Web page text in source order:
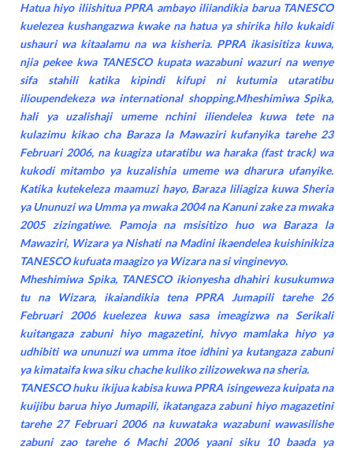
Hatua hiyo iliishitua PPRA ambayo iliiandikia barua TANESCO
kuelezea kushangazwa kwake na hatua ya shirika hilo kukaidi
ushauri wa kitaalamu na wa kisheria. PPRA ikasisitiza kuwa,
njia pekee kwa TANESCO kupata wazabuni wazuri na wenye
sifa stahili katika kipindi kifupi ni kutumia utaratibu
ilioupendekeza wa international shopping.Mheshimiwa Spika,
hali ya uzalishaji umeme nchini iliendelea kuwa tete na
kulazimu kikao cha Baraza la Mawaziri kufanyika tarehe 23
Februari 2006, na kuagiza utaratibu wa haraka (fast track) wa
kukodi mitambo ya kuzalishia umeme wa dharura ufanyike.
Katika kutekeleza maamuzi hayo, Baraza liliagiza kuwa Sheria
ya Ununuzi wa Umma ya mwaka 2004 na Kanuni zake za mwaka
2005 zizingatiwe. Pamoja na msisitizo huo wa Baraza la
Mawaziri, Wizara ya Nishati na Madini ikaendelea kuishinikiza
TANESCO kufuata maagizo ya Wizara na si vinginevyo.
Mheshimiwa Spika, TANESCO ikionyesha dhahiri kusukumwa
tu na Wizara, ikaiandikia tena PPRA Jumapili tarehe 26
Februari 2006 kuelezea kuwa sasa imeagizwa na Serikali
kuitangaza zabuni hiyo magazetini, hivyo mamlaka hiyo ya
udhibiti wa ununuzi wa umma itoe idhini ya kutangaza zabuni
ya kimataifa kwa siku chache kuliko zilizowekwa na sheria.
TANESCO huku ikijua kabisa kuwa PPRA isingeweza kuipata na
kuijibu barua hiyo Jumapili, ikatangaza zabuni hiyo magazetini
tarehe 27 Februari 2006 na kuwataka wazabuni wawasilishe
zabuni zao tarehe 6 Machi 2006 yaani siku 10 baada ya